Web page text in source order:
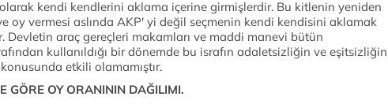
kendi kendlerini aklama içerine girmişlerdir. Bu kitlenin yeniden
oy vermesi aslında AKP' yi değil seçmenin kendi kendisini aklamak
Devletin araç gereçleri makamları ve maddi manevi bütün
kullanıldığı bir dönemde bu israfın adaletsizliğin ve eşitsizliğin
etkili olamamıştır.
GÖRE OY ORANININ DAĞILIMI.